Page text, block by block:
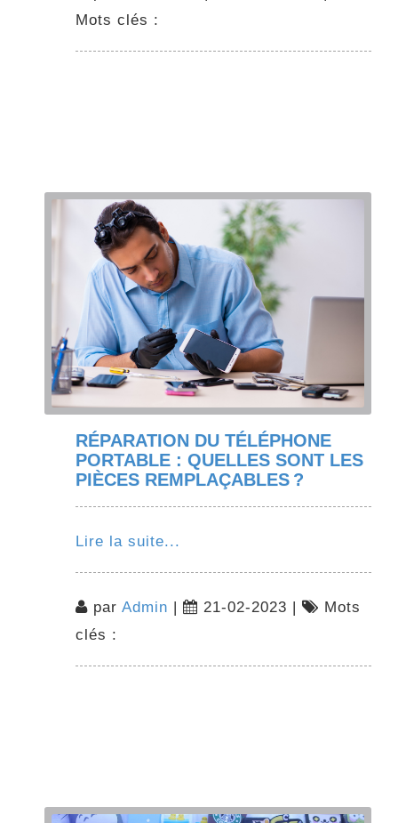
Mots clés :
RÉPARATION DU TÉLÉPHONE
PORTABLE : QUELLES SONT LES
PIÈCES REMPLAÇABLES ?
Lire la suite...
par Admin 21-02-2023 |
Mots
clés :